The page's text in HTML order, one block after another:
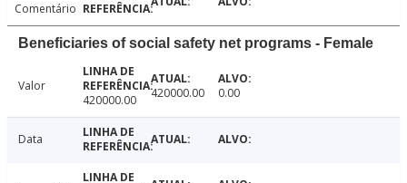
Comentário
Beneficiaries of social safety net programs - Female
Valor
420000.00
420000.00 0.00
Data